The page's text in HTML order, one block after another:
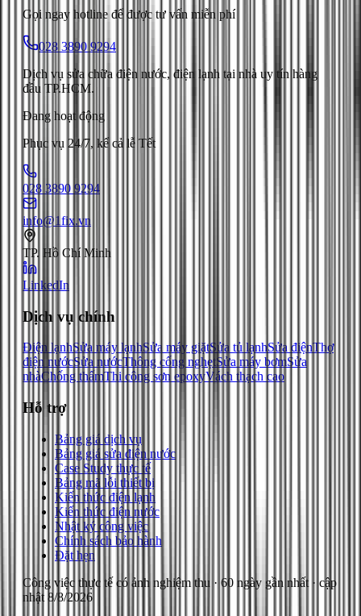
Gọi ngay hotline để được tư vấn miễn phí
028 3890 9294
Dịch vụ sửa chữa điện nước, điện lạnh tại nhà uy tín hàng
đầu TP.HCM.
Đang hoạt động
Phục vụ 24/7, kể cả lễ Tết
028 3890 9294
info@1fix.vn
TP. Hồ Chí Minh
LinkedIn
Dịch vụ chính
Điện lạnhSửa máy lạnhSửa máy giặtSửa tủ lạnhSửa điệnThợ
điện nướcSửa nướcThông cống nghẹtSửa máy bơmSửa
nhàChống thấmThi công sơn epoxyVách thạch cao
Hỗ trợ
Bảng giá dịch vụ
Bảng giá sửa điện nước
Case Study thực tế
Bảng mã lỗi thiết bị
Kiến thức điện lạnh
Kiến thức điện nước
Nhật ký công việc
Chính sách bảo hành
Đặt hẹn
Công việc thực tế có ảnh nghiệm thu · 60 ngày gần nhất · cập
nhật 8/8/2026